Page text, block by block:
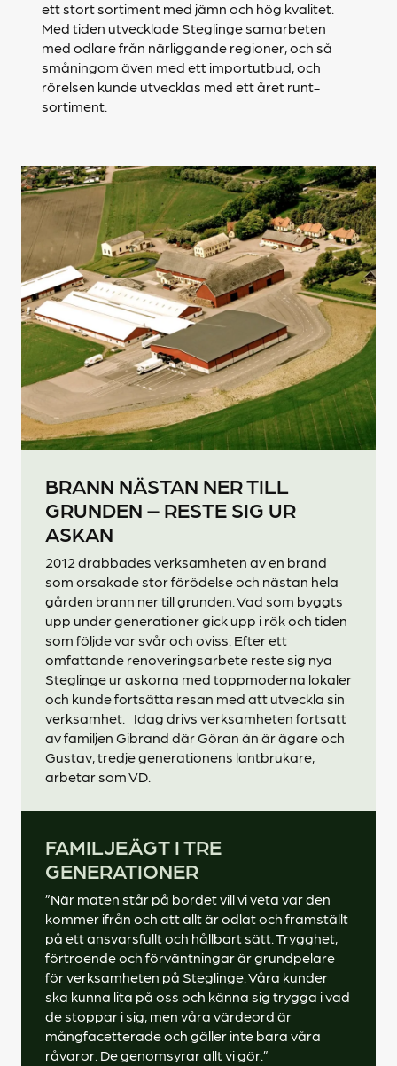
ett stort sortiment med jämn och hög kvalitet.
Med tiden utvecklade Steglinge samarbeten
med odlare från närliggande regioner, och så
småningom även med ett importutbud, och
rörelsen kunde utvecklas med ett året runt-
sortiment.
BRANN NÄSTAN NER TILL
GRUNDEN – RESTE SIG UR
ASKAN
2012 drabbades verksamheten av en brand
som orsakade stor förödelse och nästan hela
gården brann ner till grunden. Vad som byggts
upp under generationer gick upp i rök och tiden
som följde var svår och oviss. Efter ett
omfattande renoveringsarbete reste sig nya
Steglinge ur askorna med toppmoderna lokaler
och kunde fortsätta resan med att utveckla sin
verksamhet. Idag drivs verksamheten fortsatt
av familjen Gibrand där Göran än är ägare och
Gustav, tredje generationens lantbrukare,
arbetar som VD.
FAMILJEÄGT I TRE
GENERATIONER
”När maten står på bordet vill vi veta var den
kommer ifrån och att allt är odlat och framställt
på ett ansvarsfullt och hållbart sätt. Trygghet,
förtroende och förväntningar är grundpelare
för verksamheten på Steglinge. Våra kunder
ska kunna lita på oss och känna sig trygga i vad
de stoppar i sig, men våra värdeord är
mångfacetterade och gäller inte bara våra
råvaror. De genomsyrar allt vi gör.”